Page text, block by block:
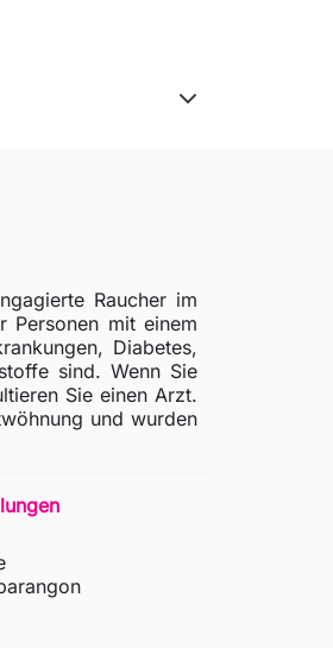
Raucher im
Personen mit einem
Diabetes,
sind. Wenn Sie
Sie einen Arzt.
und wurden